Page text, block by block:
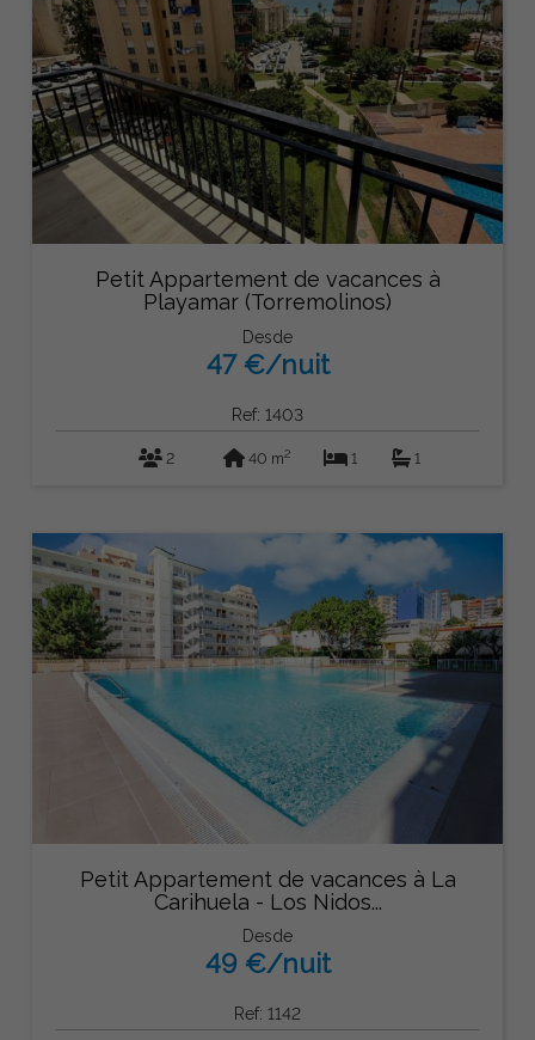
Petit Appartement de vacances à
Playamar (Torremolinos)
Desde
47 €/nuit
Ref: 1403
2 40 m2 1 1
Petit Appartement de vacances à La
Carihuela - Los Nidos...
Desde
49 €/nuit
Ref: 1142